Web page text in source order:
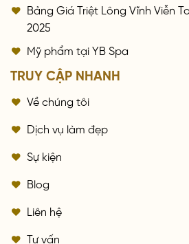
Bảng Giá Triệt Lông Vĩnh Viễn
2025
Mỹ phẩm tại YB Spa
TRUY CẬP NHANH
Về chúng tôi
Dịch vụ làm đẹp
Sự kiện
Blog
Liên hệ
Tư vấn